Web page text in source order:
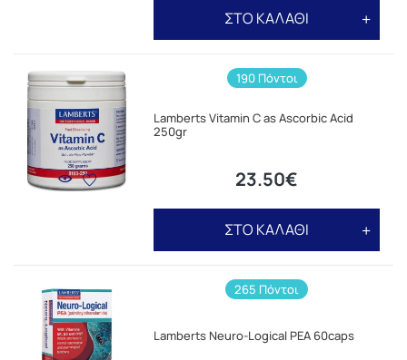
ΣΤΟ ΚΑΛΑΘΙ
190 Πόντοι
Lamberts Vitamin C as Ascorbic Acid
250gr
23.50€
ΣΤΟ ΚΑΛΑΘΙ
265 Πόντοι
Lamberts Neuro-Logical PEA 60caps